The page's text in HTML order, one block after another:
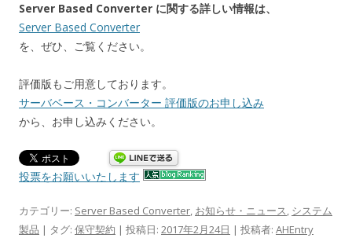
Server Based Converter に関する詳しい情報は、
Server Based Converter
を、ぜひ、ご覧ください。
評価版もご用意しております。
サーバベース・コンバーター 評価版のお申し込み
から、お申し込みください。
投票をお願いいたします
カテゴリー: Server Based Converter, お知らせ・ニュース, システム
製品 | タグ: 保守契約 | 投稿日: 2017年2月24日 | 投稿者: AHEntry